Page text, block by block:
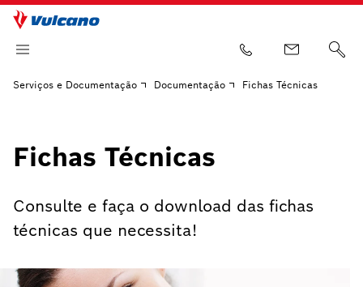
Serviços e Documentação Documentação Fichas Técnicas
Fichas Técnicas
Consulte e faça o download das fichas
técnicas que necessita!